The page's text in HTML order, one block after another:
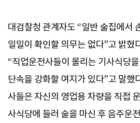
대검찰청 관계자도 “일반 술집에서
일일이 확인할 의무는 없다”고 밝혔
“직업운전사들이 몰리는 기사식당
단속을 강화할 여지가 있다”고 말했
사들은 자신의 영업용 차량을 직접
사식당에 들러 술을 마신 후 음주운